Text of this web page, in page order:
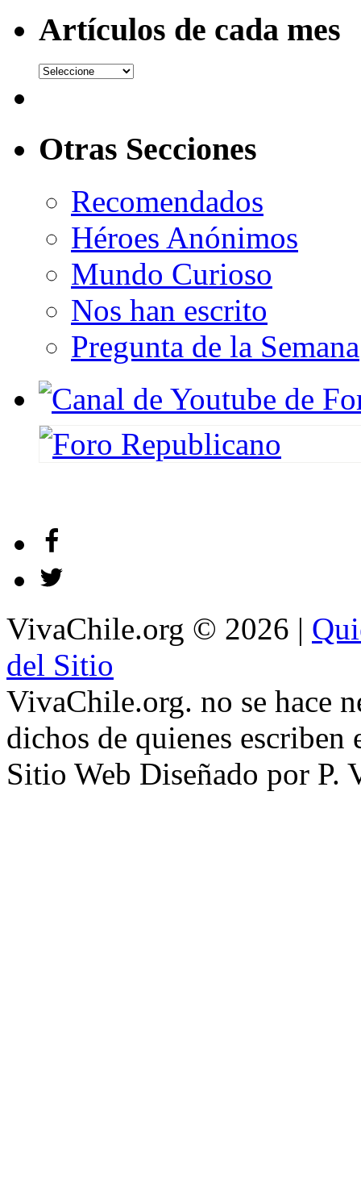
Artículos de cada mes
Otras Secciones
Recomendados
Héroes Anónimos
Mundo Curioso
Nos han escrito
Pregunta de la Semana
VivaChile.org © 2026 |
del Sitio
VivaChile.org. no se hace
dichos de quienes escriben
Sitio Web Diseñado por